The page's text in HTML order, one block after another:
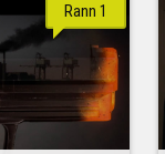
Rann 1